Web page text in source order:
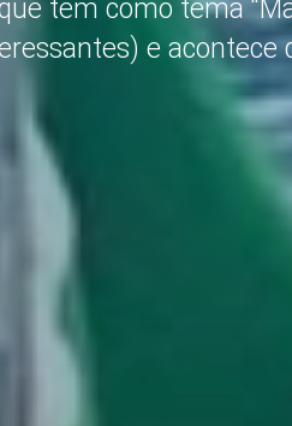
tem como tema
e acontece